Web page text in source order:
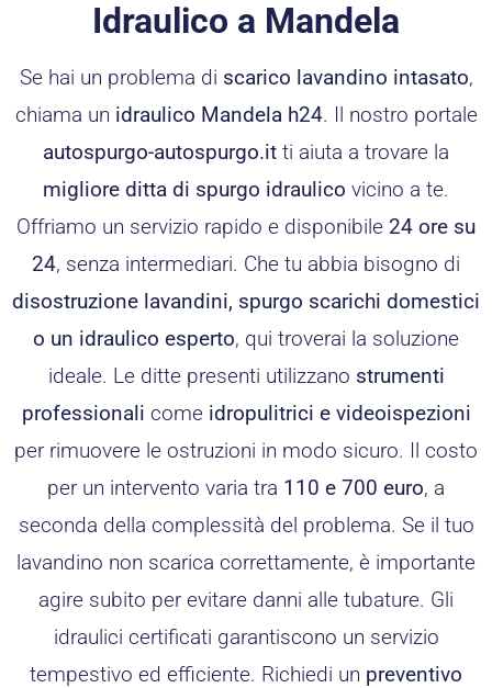
Idraulico a Mandela
Se hai un problema di scarico lavandino intasato,
chiama un idraulico Mandela h24. Il nostro portale
autospurgo-autospurgo.it ti aiuta a trovare la
migliore ditta di spurgo idraulico vicino a te.
Offriamo un servizio rapido e disponibile 24 ore su
24, senza intermediari. Che tu abbia bisogno di
disostruzione lavandini, spurgo scarichi domestici
o un idraulico esperto, qui troverai la soluzione
ideale. Le ditte presenti utilizzano strumenti
professionali come idropulitrici e videoispezioni
per rimuovere le ostruzioni in modo sicuro. Il costo
per un intervento varia tra 110 e 700 euro, a
seconda della complessità del problema. Se il tuo
lavandino non scarica correttamente, è importante
agire subito per evitare danni alle tubature. Gli
idraulici certificati garantiscono un servizio
tempestivo ed efficiente. Richiedi un preventivo